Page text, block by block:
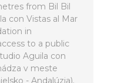
from Bil Bil
con Vistas al Mar
in
to a public
Aguila con
v meste
- Andalúzia).